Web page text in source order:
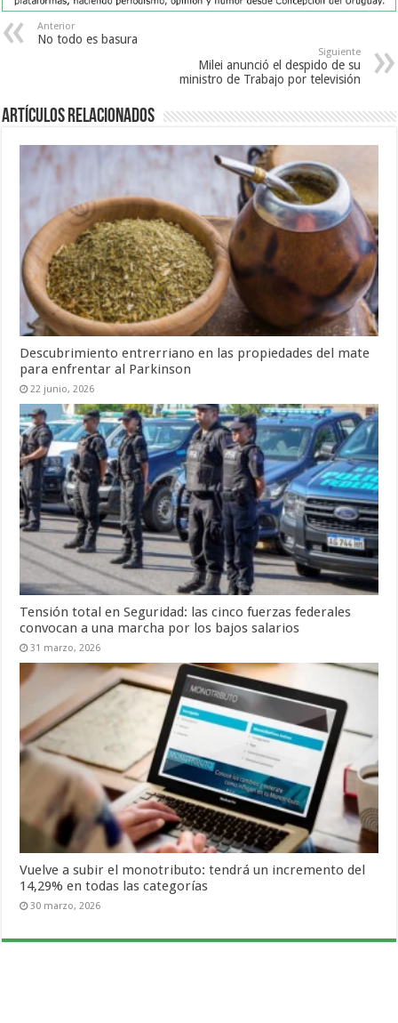
Anterior
No todo es basura
Siguiente
Milei anunció el despido de su
ministro de Trabajo por televisión
Artículos Relacionados
Descubrimiento entrerriano en las propiedades del mate
para enfrentar al Parkinson
22 junio, 2026
Tensión total en Seguridad: las cinco fuerzas federales
convocan a una marcha por los bajos salarios
31 marzo, 2026
Vuelve a subir el monotributo: tendrá un incremento del
14,29% en todas las categorías
30 marzo, 2026